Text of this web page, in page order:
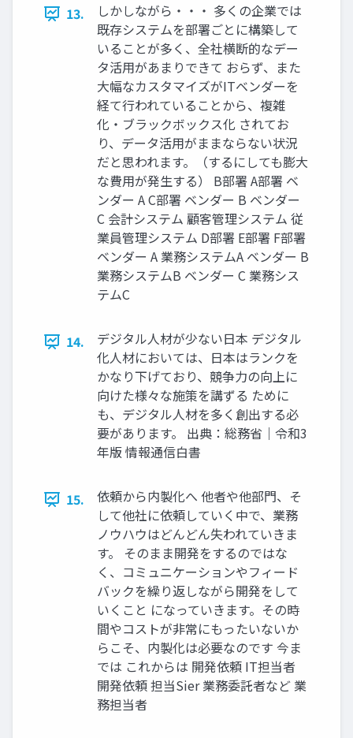
13.
しかしながら・・・ 多くの企業では
既存システムを部署ごとに構築して
いることが多く、全社横断的なデー
タ活用があまりできて おらず、また
大幅なカスタマイズがITベンダーを
経て行われていることから、複雑
化・ブラックボックス化 されてお
り、データ活用がままならない状況
だと思われます。（するにしても膨大
な費用が発生する） B部署 A部署 ベ
ンダー A C部署 ベンダー B ベンダー
C 会計システム 顧客管理システム 従
業員管理システム D部署 E部署 F部署
ベンダー A 業務システムA ベンダー B
業務システムB ベンダー C 業務シス
テムC
14.
デジタル人材が少ない日本 デジタル
化人材においては、日本はランクを
かなり下げており、競争力の向上に
向けた様々な施策を講ずる ために
も、デジタル人材を多く創出する必
要があります。 出典：総務省｜令和3
年版 情報通信白書
15.
依頼から内製化へ 他者や他部門、そ
して他社に依頼していく中で、業務
ノウハウはどんどん失われていきま
す。 そのまま開発をするのではな
く、コミュニケーションやフィード
バックを繰り返しながら開発をして
いくこと になっていきます。その時
間やコストが非常にもったいないか
らこそ、内製化は必要なのです 今ま
では これからは 開発依頼 IT担当者
開発依頼 担当Sier 業務委託者など 業
務担当者